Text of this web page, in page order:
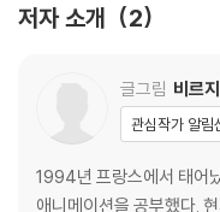
저자 소개 2
글그림 비르
관심작가 알림
1994년 프랑스에서 태어
애니메이션을 공부했다.